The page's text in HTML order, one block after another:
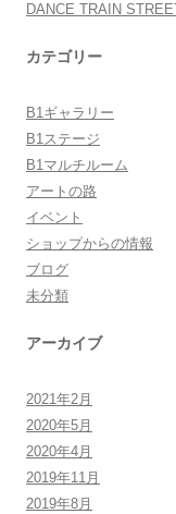
DANCE TRAIN
カテゴリー
B1ギャラリー
B1ステージ
B1マルチルーム
アートの路
イベント
ショップからの情報
ブログ
未分類
アーカイブ
2021年2月
2020年5月
2020年4月
2019年11月
2019年8月